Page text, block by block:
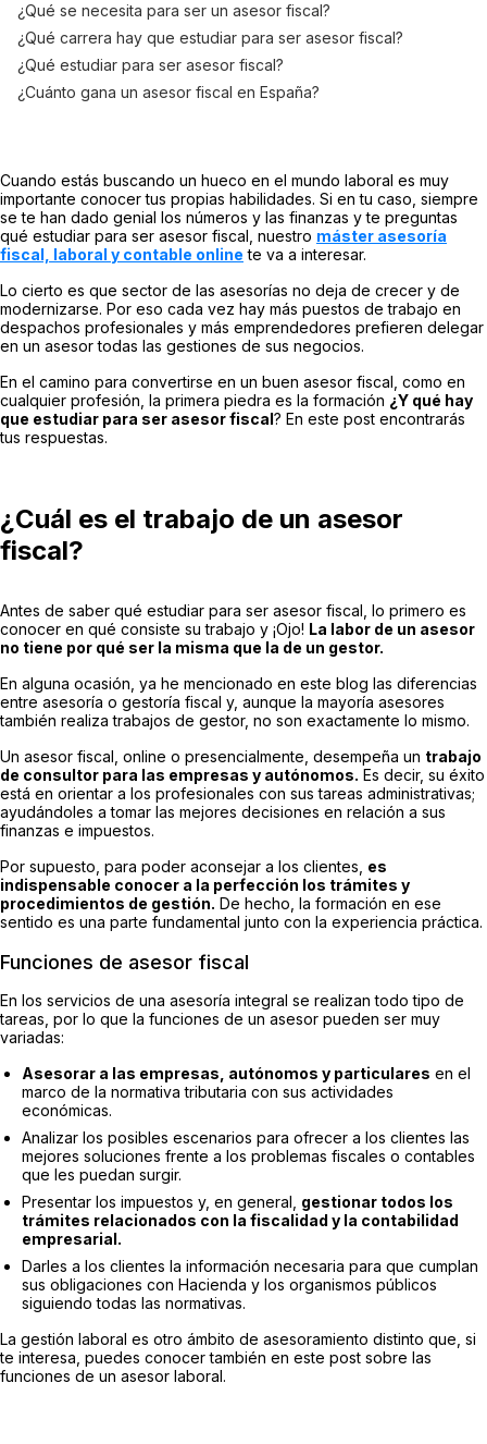
¿Qué se necesita para ser un asesor fiscal?
¿Qué carrera hay que estudiar para ser asesor fiscal?
¿Qué estudiar para ser asesor fiscal?
¿Cuánto gana un asesor fiscal en España?
Cuando estás buscando un hueco en el mundo laboral es muy
importante conocer tus propias habilidades. Si en tu caso, siempre
se te han dado genial los números y las finanzas y te preguntas
qué estudiar para ser asesor fiscal, nuestro máster asesoría
fiscal, laboral y contable online te va a interesar.
Lo cierto es que sector de las asesorías no deja de crecer y de
modernizarse. Por eso cada vez hay más puestos de trabajo en
despachos profesionales y más emprendedores prefieren delegar
en un asesor todas las gestiones de sus negocios.
En el camino para convertirse en un buen asesor fiscal, como en
cualquier profesión, la primera piedra es la formación ¿Y qué hay
que estudiar para ser asesor fiscal? En este post encontrarás
tus respuestas.
¿Cuál es el trabajo de un asesor
fiscal?
Antes de saber qué estudiar para ser asesor fiscal, lo primero es
conocer en qué consiste su trabajo y ¡Ojo! La labor de un asesor
no tiene por qué ser la misma que la de un gestor.
En alguna ocasión, ya he mencionado en este blog las diferencias
entre asesoría o gestoría fiscal y, aunque la mayoría asesores
también realiza trabajos de gestor, no son exactamente lo mismo.
Un asesor fiscal, online o presencialmente, desempeña un trabajo
de consultor para las empresas y autónomos. Es decir, su éxito
está en orientar a los profesionales con sus tareas administrativas;
ayudándoles a tomar las mejores decisiones en relación a sus
finanzas e impuestos.
Por supuesto, para poder aconsejar a los clientes, es
indispensable conocer a la perfección los trámites y
procedimientos de gestión. De hecho, la formación en ese
sentido es una parte fundamental junto con la experiencia práctica.
Funciones de asesor fiscal
En los servicios de una asesoría integral se realizan todo tipo de
tareas, por lo que la funciones de un asesor pueden ser muy
variadas:
Asesorar a las empresas, autónomos y particulares en el
marco de la normativa tributaria con sus actividades
económicas.
Analizar los posibles escenarios para ofrecer a los clientes las
mejores soluciones frente a los problemas fiscales o contables
que les puedan surgir.
Presentar los impuestos y, en general, gestionar todos los
trámites relacionados con la fiscalidad y la contabilidad
empresarial.
Darles a los clientes la información necesaria para que cumplan
sus obligaciones con Hacienda y los organismos públicos
siguiendo todas las normativas.
La gestión laboral es otro ámbito de asesoramiento distinto que, si
te interesa, puedes conocer también en este post sobre las
funciones de un asesor laboral.